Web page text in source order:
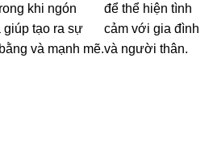
khi ngón
giúp tạo ra sự
và mạnh mẽ.
để thể hiện tình
cảm với gia đình
và người thân.